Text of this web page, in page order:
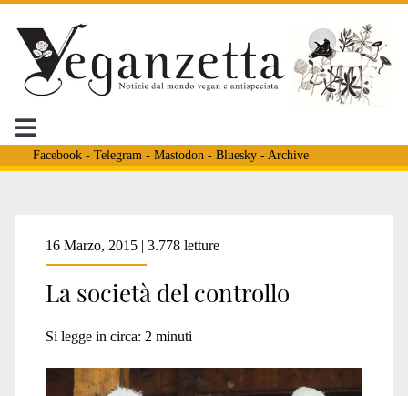
Facebook- Telegram - Mastodon - Bluesky- Archive
Tag:
<span>Burroughs</
16 Marzo, 2015 | 3.778 letture
La società del controllo
Si legge in circa: 2 minuti